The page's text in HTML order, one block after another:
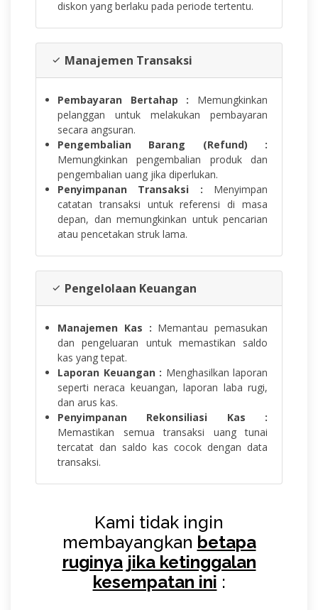
diskon yang berlaku pada periode tertentu.
Manajemen Transaksi
Pembayaran Bertahap : Memungkinkan
pelanggan untuk melakukan pembayaran
secara angsuran.
Pengembalian Barang (Refund) :
Memungkinkan pengembalian produk dan
pengembalian uang jika diperlukan.
Penyimpanan Transaksi : Menyimpan
catatan transaksi untuk referensi di masa
depan, dan memungkinkan untuk pencarian
atau pencetakan struk lama.
Pengelolaan Keuangan
Manajemen Kas : Memantau pemasukan
dan pengeluaran untuk memastikan saldo
kas yang tepat.
Laporan Keuangan : Menghasilkan laporan
seperti neraca keuangan, laporan laba rugi,
dan arus kas.
Penyimpanan Rekonsiliasi Kas :
Memastikan semua transaksi uang tunai
tercatat dan saldo kas cocok dengan data
transaksi.
Kami tidak ingin
membayangkan betapa
ruginya jika ketinggalan
kesempatan ini :